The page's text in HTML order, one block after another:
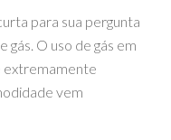
para sua pergunta
gás. O uso de gás em
extremamente
vem